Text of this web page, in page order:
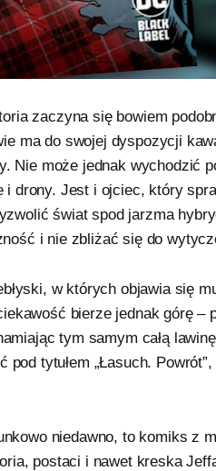
zaczyna się bowiem
ma do swojej dyspozycji
Nie może jednak wychodzić
drony. Jest i ojciec, który
świat spod jarzma
i nie zbliżać się do
w których objawia się
bierze jednak górę –
tym samym całą lawinę
tytułem „Łasuch.
niedawno, to komiks z
postaci i nawet kreska